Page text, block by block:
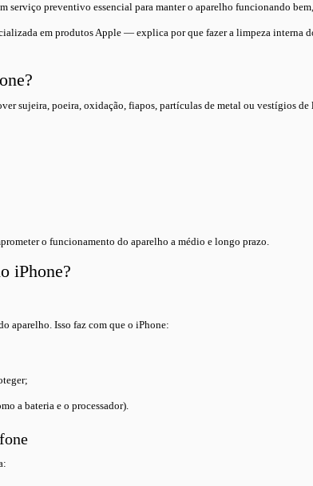
serviço preventivo essencial para manter o aparelho funcionando
em produtos Apple — explica por que fazer a limpeza interna
sujeira, poeira, oxidação, fiapos, partículas de metal ou vestígios
o funcionamento do aparelho a médio e longo prazo.
iPhone?
aparelho. Isso faz com que o iPhone:
a bateria e o processador).